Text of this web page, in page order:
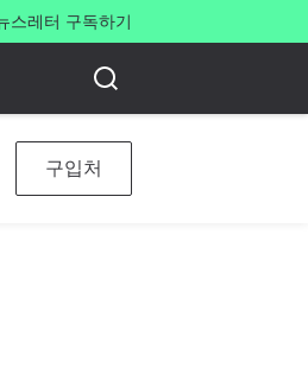
스레터 구독하기
구입처